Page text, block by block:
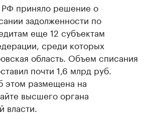
РФ приняло решение о
задолженности по
еще 12 субъектам
среди которых
область. Объем списания
почти 1,6 млрд руб.
этом размещена на
высшего органа
власти.